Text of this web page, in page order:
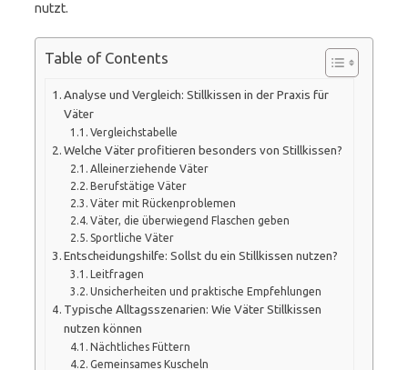
nutzt.
Table of Contents
Analyse und Vergleich: Stillkissen in der Praxis für
Väter
Vergleichstabelle
Welche Väter profitieren besonders von Stillkissen?
Alleinerziehende Väter
Berufstätige Väter
Väter mit Rückenproblemen
Väter, die überwiegend Flaschen geben
Sportliche Väter
Entscheidungshilfe: Sollst du ein Stillkissen nutzen?
Leitfragen
Unsicherheiten und praktische Empfehlungen
Typische Alltagsszenarien: Wie Väter Stillkissen
nutzen können
Nächtliches Füttern
Gemeinsames Kuscheln